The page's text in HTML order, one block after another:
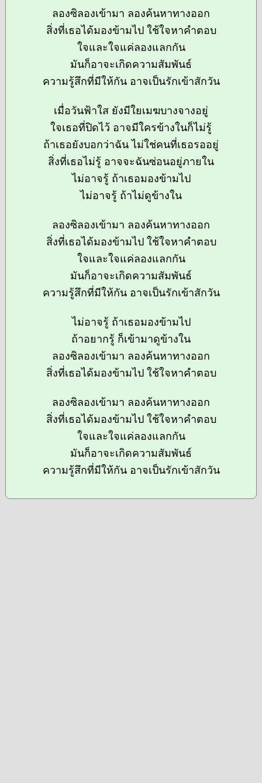
ลองซิลองเข้ามา ลองค้นหาทางออก
สิ่งที่เธอได้มองข้ามไป ใช้ใจหาคำตอบ
ใจและใจแค่ลองแลกกัน
มันก็อาจะเกิดความสัมพันธ์
ความรู้สึกที่มีให้กัน อาจเป็นรักเข้าสักวัน
เมื่อวันฟ้าใส ยังมีใยเมฆบางจางอยู่
ใจเธอที่ปิดไว้ อาจมีใครข้างในก็ไม่รู้
ถ้าเธอยังบอกว่าฉัน ไม่ใช่คนที่เธอรออยู่
สิ่งที่เธอไม่รู้ อาจจะฉันซ่อนอยู่ภายใน
ไม่อาจรู้ ถ้าเธอมองข้ามไป
ไม่อาจรู้ ถ้าไม่ดูข้างใน
ลองซิลองเข้ามา ลองค้นหาทางออก
สิ่งที่เธอได้มองข้ามไป ใช้ใจหาคำตอบ
ใจและใจแค่ลองแลกกัน
มันก็อาจะเกิดความสัมพันธ์
ความรู้สึกที่มีให้กัน อาจเป็นรักเข้าสักวัน
ไม่อาจรู้ ถ้าเธอมองข้ามไป
ถ้าอยากรู้ ก็เข้ามาดูข้างใน
ลองซิลองเข้ามา ลองค้นหาทางออก
สิ่งที่เธอได้มองข้ามไป ใช้ใจหาคำตอบ
ลองซิลองเข้ามา ลองค้นหาทางออก
สิ่งที่เธอได้มองข้ามไป ใช้ใจหาคำตอบ
ใจและใจแค่ลองแลกกัน
มันก็อาจะเกิดความสัมพันธ์
ความรู้สึกที่มีให้กัน อาจเป็นรักเข้าสักวัน